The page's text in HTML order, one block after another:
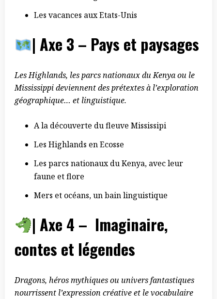
Les vacances aux Etats-Unis
| Axe 3 – Pays et paysages
Les Highlands, les parcs nationaux du Kenya ou le
Mississippi deviennent des prétextes à l’exploration
géographique… et linguistique.
A la découverte du fleuve Mississipi
Les Highlands en Ecosse
Les parcs nationaux du Kenya, avec leur
faune et flore
Mers et océans, un bain linguistique
| Axe 4 – Imaginaire,
contes et légendes
Dragons, héros mythiques ou univers fantastiques
nourrissent l’expression créative et le vocabulaire